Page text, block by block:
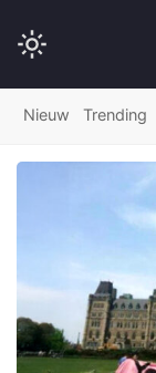
Nieuw Trending